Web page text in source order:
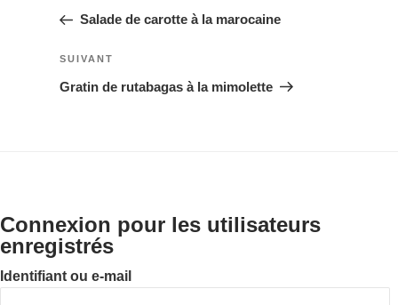
l’article
précédent
Salade de carotte à la marocaine
Article
suivant
SUIVANT
Gratin de rutabagas à la mimolette
Connexion pour les utilisateurs
enregistrés
Identifiant ou e-mail